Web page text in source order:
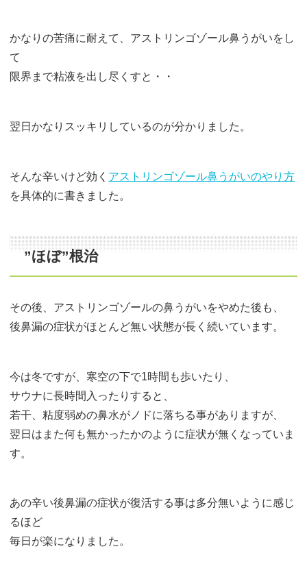
かなりの苦痛に耐えて、アストリンゴゾール鼻うがいをし
て
限界まで粘液を出し尽くすと・・
翌日かなりスッキリしているのが分かりました。
そんな辛いけど効く アストリンゴゾール鼻うがいのやり方
を具体的に書きました。
”ほぼ”根治
その後、アストリンゴゾールの鼻うがいをやめた後も、
後鼻漏の症状がほとんど無い状態が長く続いています。
今は冬ですが、寒空の下で1時間も歩いたり、
サウナに長時間入ったりすると、
若干、粘度弱めの鼻水がノドに落ちる事がありますが、
翌日はまた何も無かったかのように症状が無くなっていま
す。
あの辛い後鼻漏の症状が復活する事は多分無いように感じ
るほど
毎日が楽になりました。